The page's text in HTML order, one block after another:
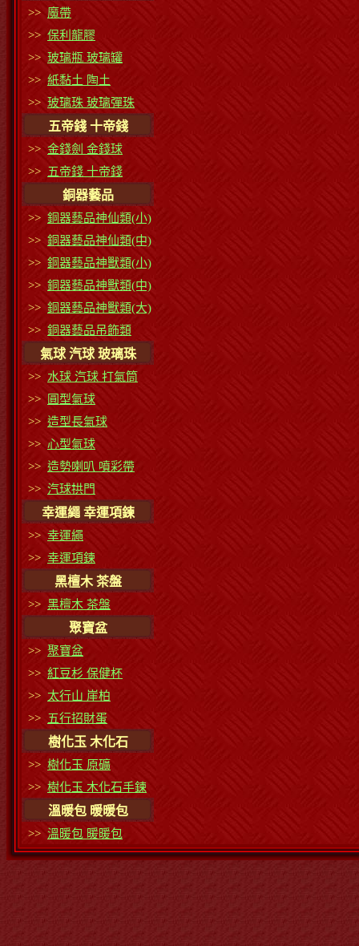
>> 魔帶
>> 保利龍膠
>> 玻璃瓶 玻璃罐
>> 紙黏土 陶土
>> 玻璃珠 玻璃彈珠
五帝錢 十帝錢
>> 金錢劍 金錢球
>> 五帝錢 十帝錢
銅器藝品
>> 銅器藝品神仙類(小)
>> 銅器藝品神仙類(中)
>> 銅器藝品神獸類(小)
>> 銅器藝品神獸類(中)
>> 銅器藝品神獸類(大)
>> 銅器藝品吊飾類
氣球 汽球 玻璃珠
>> 水球 汽球 打氣筒
>>
圓型氣球
>> 造型長氣球
>> 心型氣球
>> 造勢喇叭 噴彩帶
>> 汽球拱門
幸運繩 幸運項鍊
>> 幸運繩
>> 幸運項鍊
黑檀木 茶盤
>> 黑檀木 茶盤
聚寶盆
>> 聚寶盆
>> 紅豆杉 保健杯
>> 太行山 崖柏
>> 五行招財蛋
樹化玉 木化石
>> 樹化玉 原礦
>> 樹化玉 木化石手鍊
溫暖包 暖暖包
>> 溫暖包 暖暖包